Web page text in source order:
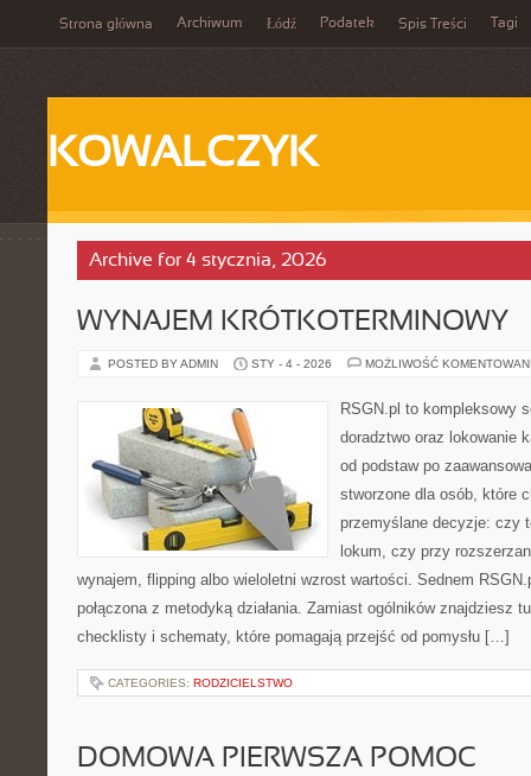
Strona główna Archiwum Łódź Podatek Spis Treści Tagi
KOWALCZYK
Archive for 4 stycznia, 2026
WYNAJEM KRÓTKOTERMINOWY
POSTED BY ADMIN STY - 4 - 2026 MOŻLIWOŚĆ
RSGN.pl to kompleksowy
doradztwo oraz lokowanie
od podstaw po
stworzone dla osób, które
przemyślane decyzje: czy
lokum, czy przy
wynajem, flipping albo wieloletni wzrost wartości. Sednem
połączona z metodyką działania. Zamiast ogólników znajdziesz
checklisty i schematy, które pomagają przejść od pomysłu […]
CATEGORIES: RODZICIELSTWO
DOMOWA PIERWSZA POMOC